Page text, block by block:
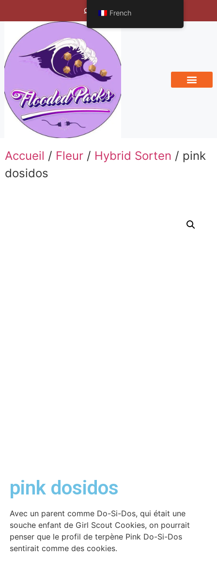
Bengals Vineyard
Accueil / Fleur / Hybrid Sorten / pink
dosidos
pink dosidos
Avec un parent comme Do-Si-Dos, qui était une
souche enfant de Girl Scout Cookies, on pourrait
penser que le profil de terpène Pink Do-Si-Dos
sentirait comme des cookies.
French